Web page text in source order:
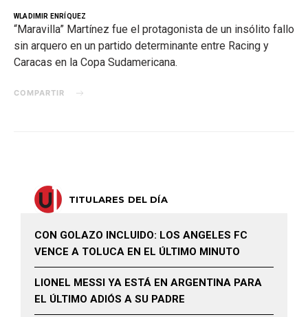
WLADIMIR ENRÍQUEZ
“Maravilla” Martínez fue el protagonista de un insólito fallo
sin arquero en un partido determinante entre Racing y
Caracas en la Copa Sudamericana.
COMPARTIR
TITULARES DEL DÍA
CON GOLAZO INCLUIDO: LOS ANGELES FC
VENCE A TOLUCA EN EL ÚLTIMO MINUTO
LIONEL MESSI YA ESTÁ EN ARGENTINA PARA
EL ÚLTIMO ADIÓS A SU PADRE